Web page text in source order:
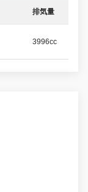
排気量
3996cc